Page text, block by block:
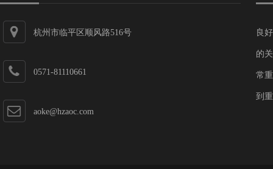
杭州市临平区顺风路516号
0571-81110661
aoke@hzaoc.com
良
的
常
到